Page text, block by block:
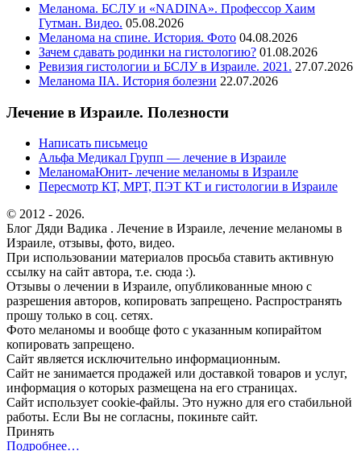
Меланома. БСЛУ и «NADINA». Профессор Хаим
Гутман. Видео. 05.08.2026
Меланома на спине. История. Фото 04.08.2026
Зачем сдавать родинки на гистологию? 01.08.2026
Ревизия гистологии и БСЛУ в Израиле. 2021. 27.07.2026
Меланома IIА. История болезни 22.07.2026
Лечение в Израиле. Полезности
Написать письмецо
Альфа Медикал Групп — лечение в Израиле
МеланомаЮнит- лечение меланомы в Израиле
Пересмотр КТ, МРТ, ПЭТ КТ и гистологии в Израиле
© 2012 - 2026.
Блог Дяди Вадика . Лечение в Израиле, лечение меланомы в
Израиле, отзывы, фото, видео.
При использовании материалов просьба ставить активную
ссылку на сайт автора, т.е. сюда :).
Отзывы о лечении в Израиле, опубликованные мною с
разрешения авторов, копировать запрещено. Распространять
прошу только в соц. сетях.
Фото меланомы и вообще фото с указанным копирайтом
копировать запрещено.
Сайт является исключительно информационным.
Сайт не занимается продажей или доставкой товаров и услуг,
информация о которых размещена на его страницах.
Сайт использует cookie-файлы. Это нужно для его стабильной
работы. Если Вы не согласны, покиньте сайт.
Принять
Подробнее…